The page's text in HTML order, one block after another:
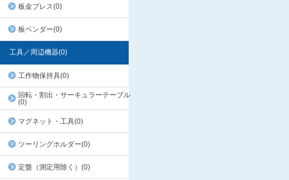
板金プレス(0)
板ベンダー(0)
工具／周辺機器(0)
工作物保持具(0)
回転・割出・サーキュラーテーブル
(0)
マグネット・工具(0)
ツーリングホルダー(0)
定盤（測定用除く）(0)